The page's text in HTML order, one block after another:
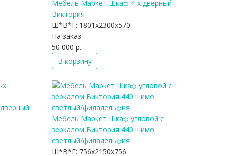
Мебель Маркет Шкаф 4-х дверный
Виктория
Ш*В*Г: 1801x2300x570
На заказ
50 000 р.
В корзину
Мебель Маркет Шкаф угловой с
зеркалом Виктория 440 шимо
светлый/филадельфия
Ш*В*Г: 756x2150x756